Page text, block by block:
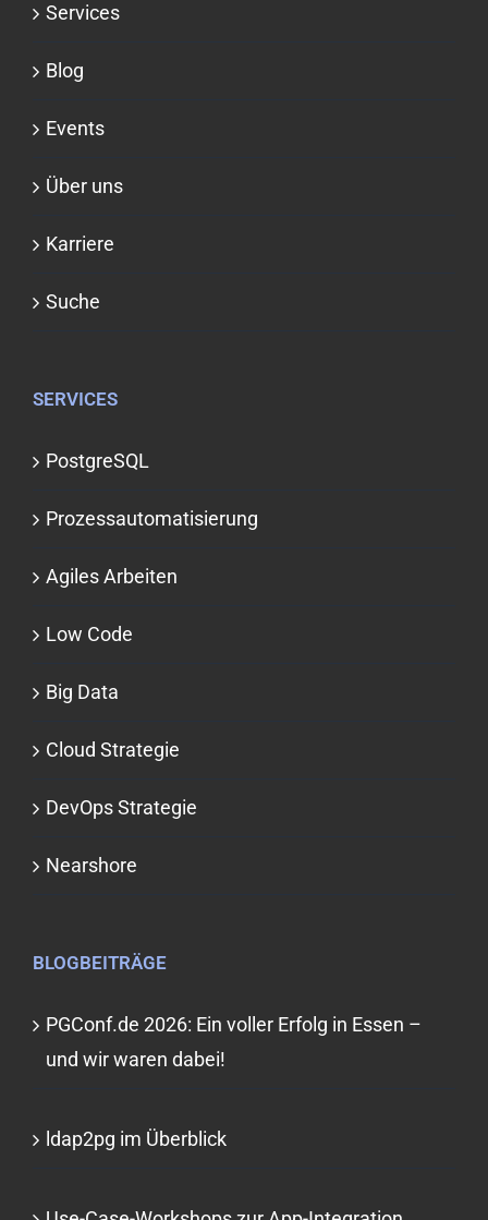
Services
Blog
Events
Über uns
Karriere
Suche
SERVICES
PostgreSQL
Prozessauto­matisierung
Agiles Arbeiten
Low Code
Big Data
Cloud Strategie
DevOps Strategie
Nearshore
BLOGBEITRÄGE
PGConf.de 2026: Ein voller Erfolg in Essen –
und wir waren dabei!
ldap2pg im Überblick